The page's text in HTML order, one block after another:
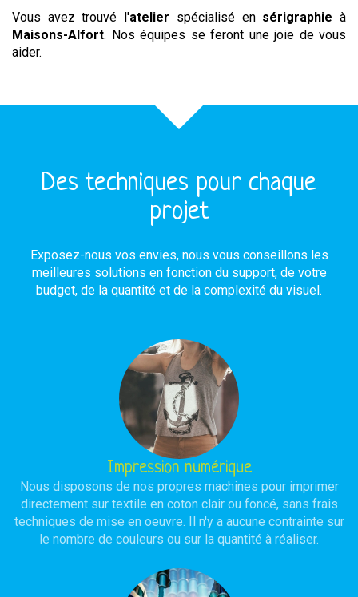
Vous avez trouvé l'atelier spécialisé en sérigraphie à
Maisons-Alfort. Nos équipes se feront une joie de vous
aider.
Des techniques pour chaque
projet
Exposez-nous vos envies, nous vous conseillons les
meilleures solutions en fonction du support, de votre
budget, de la quantité et de la complexité du visuel.
Impression numérique
Nous disposons de nos propres machines pour imprimer
directement sur textile en coton clair ou foncé, sans frais
techniques de mise en oeuvre. Il n'y a aucune contrainte sur
le nombre de couleurs ou sur la quantité à réaliser.